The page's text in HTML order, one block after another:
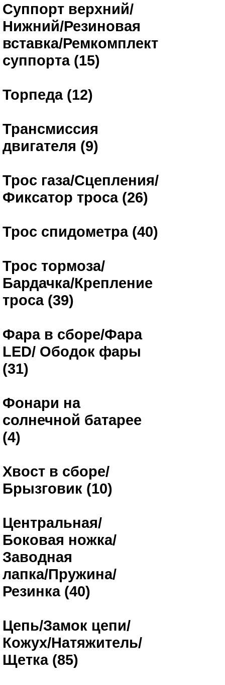
Суппорт верхний/
Нижний/Резиновая
вставка/Ремкомплект
суппорта (15)
Торпеда (12)
Трансмиссия
двигателя (9)
Трос газа/Сцепления/
Фиксатор троса (26)
Трос спидометра (40)
Трос тормоза/
Бардачка/Крепление
троса (39)
Фара в сборе/Фара
LED/ Ободок фары
(31)
Фонари на
солнечной батарее
(4)
Хвост в сборе/
Брызговик (10)
Центральная/
Боковая ножка/
Заводная
лапка/Пружина/
Резинка (40)
Цепь/Замок цепи/
Кожух/Натяжитель/
Щетка (85)